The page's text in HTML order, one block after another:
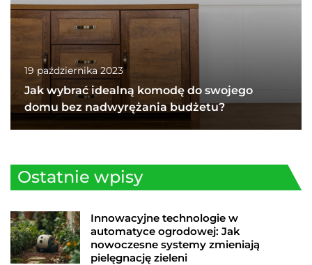
19 października 2023
Jak wybrać idealną komodę do swojego
domu bez nadwyrężania budżetu?
Ostatnie wpisy
Innowacyjne technologie w
automatyce ogrodowej: Jak
nowoczesne systemy zmieniają
pielęgnację zieleni